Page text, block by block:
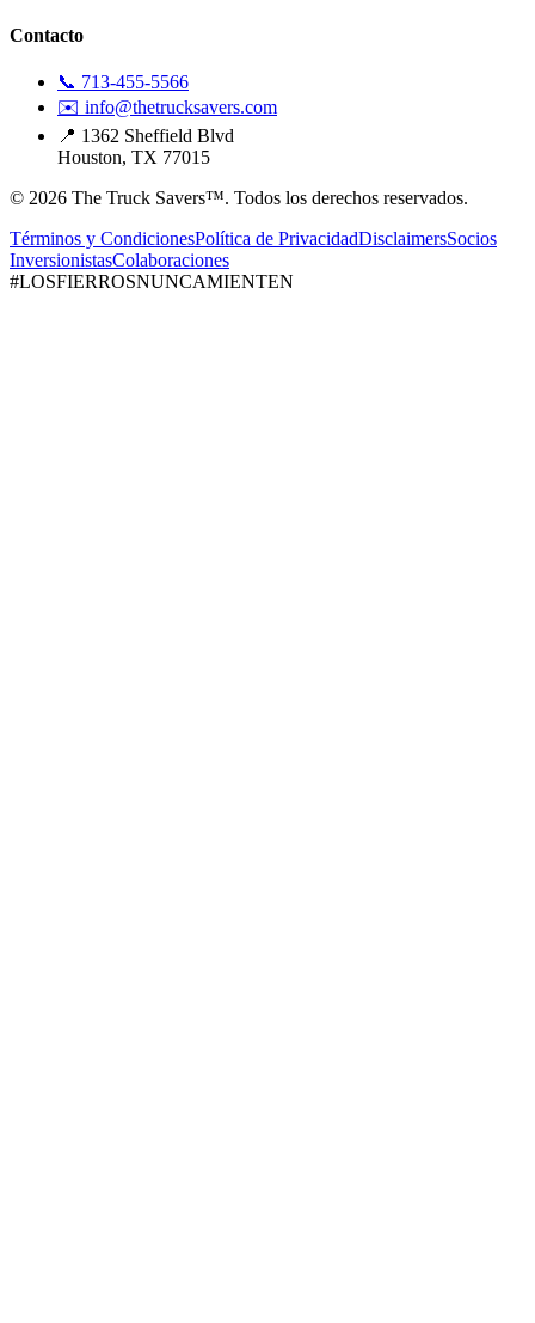
Contacto
📞 713-455-5566
✉️ info@thetrucksavers.com
📍 1362 Sheffield Blvd
Houston, TX 77015
© 2026 The Truck Savers™. Todos los derechos reservados.
Términos y CondicionesPolítica de PrivacidadDisclaimersSocios
InversionistasColaboraciones
#LOSFIERROSNUNCAMIENTEN